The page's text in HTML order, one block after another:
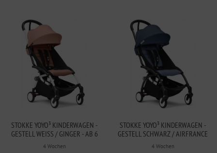
STOKKE YOYO³ KINDERWAGEN -
GESTELL WEISS / GINGER - AB 6 M
ONATEN
4 Wochen
STOKKE YOYO³ KINDERWAGEN -
GESTELL SCHWARZ / AIRFRANCE
BLUE - AB 6 MONATEN
4 Wochen